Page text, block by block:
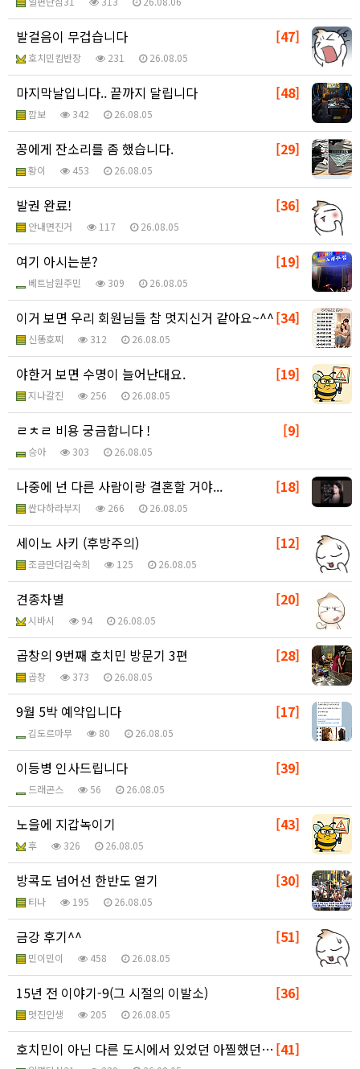
[47]
발걸음이 무겁습니다
호치민킴반장 231 26.08.05
[48]
마지막날입니다.. 끝까지 달립니다
깜보 342 26.08.05
[29]
꽁에게 잔소리를 좀 했습니다.
황이 453 26.08.05
[36]
발권 완료!
안내면진거 117 26.08.05
[19]
여기 아시는분?
베트남원주민 309 26.08.05
[34]
이거 보면 우리 회원님들 참 멋지신거 같아요~^^
신똥호찌 312 26.08.05
[19]
야한거 보면 수명이 늘어난대요.
지나갈진 256 26.08.05
[9]
ㄹㅊㄹ 비용 궁금합니다 !
승아 303 26.08.05
[18]
나중에 넌 다른 사람이랑 결혼할 거야...
싼다하라부지 266 26.08.05
[12]
세이노 사키 (후방주의)
조금만더김숙희 125 26.08.05
[20]
견종차별
시바시 94 26.08.05
[28]
곱창의 9번째 호치민 방문기 3편
곱창 373 26.08.05
[17]
9월 5박 예약입니다
김도르마무 80 26.08.05
[39]
이등병 인사드립니다
드래곤스 56 26.08.05
[43]
노을에 지갑녹이기
후 326 26.08.05
[30]
방콕도 넘어선 한반도 열기
티나 195 26.08.05
[51]
금강 후기^^
민이민이 458 26.08.05
[36]
15년 전 이야기-9(그 시절의 이발소)
멋진인생 205 26.08.05
[41]
호치민이 아닌 다른 도시에서 있었던 아찔했던 일...